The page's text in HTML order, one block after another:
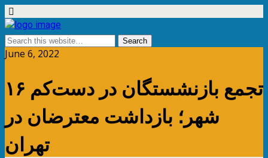
June 6, 2022
تجمع بازنشستگان در دست‌کم ۱۶
شهر؛ بازداشت معترضان در
تهران